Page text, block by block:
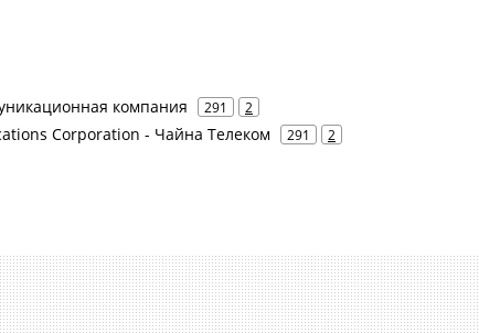
компания 291 2
Corporation - Чайна Телеком 291 2